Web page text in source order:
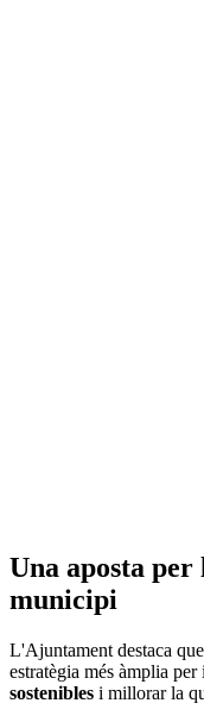
Una aposta per
municipi
L'Ajuntament destaca
estratègia més àmplia
sostenibles i millorar la